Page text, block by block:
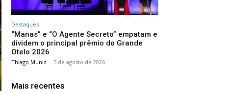
Destaques
“Manas” e “O Agente Secreto” empatam e
dividem o principal prêmio do Grande
Otelo 2026
Thiago Muniz - 5 de agosto de 2026
Mais recentes